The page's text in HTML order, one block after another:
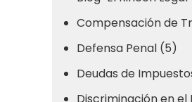
Compensación de
Defensa Penal (5)
Deudas de